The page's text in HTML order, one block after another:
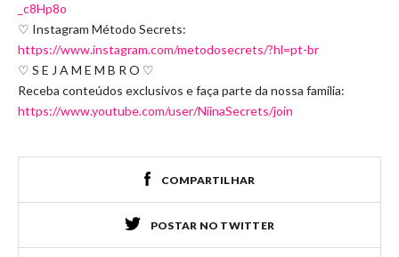
_c8Hp8o
♡ Instagram Método Secrets:
https://www.instagram.com/metodosecrets/?hl=pt-br
♡ S E J A M E M B R O ♡
Receba conteúdos exclusivos e faça parte da nossa família:
https://www.youtube.com/user/NiinaSecrets/join
COMPARTILHAR
POSTAR NO TWITTER